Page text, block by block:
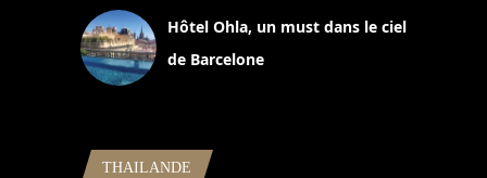
Hôtel Ohla, un must dans le ciel
de Barcelone
THAILANDE